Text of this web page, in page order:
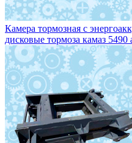
Камера тормозная с
дисковые тормоза камаз 5490